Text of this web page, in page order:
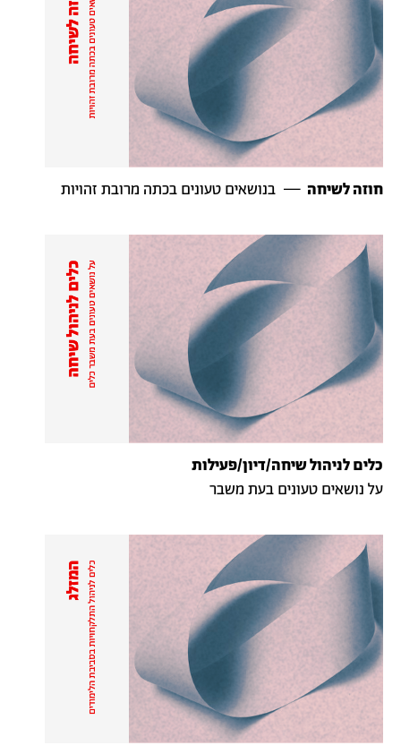
חוזהלשיחה — בנושאים טעונים בכתה מרובת זהויות
כליםלניהולשיחה/דיון/פעילות
על נושאים טעונים בעת משבר